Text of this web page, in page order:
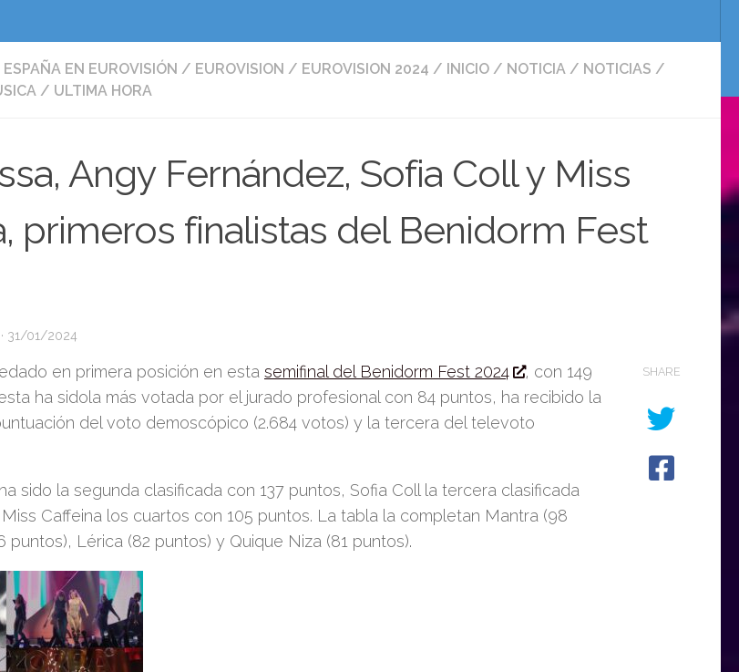
ESPAÑA EN EUROVISIÓN / EUROVISION / EUROVISION 2024 / INICIO / NOTICIA / NOTICIAS /
/ ULTIMA HORA
Angy Fernández, Sofia Coll y Miss
primeros finalistas del Benidorm Fest
· 31/01/2024
en primera posición en esta semifinal del Benidorm Fest 2024 , con 149
ha sido la más votada por el jurado profesional con 84 puntos, ha recibido la
del voto demoscópico (2.684 votos) y la tercera del televoto
sido la segunda clasificada con 137 puntos, Sofia Coll la tercera clasificada
Caffeina los cuartos con 105 puntos. La tabla la completan Mantra (98
puntos), Lérica (82 puntos) y Quique Niza (81 puntos).
SHARE